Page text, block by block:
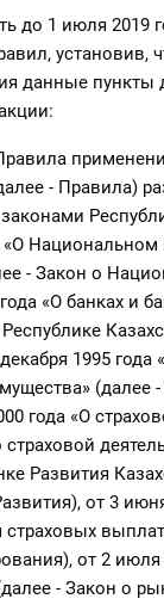
до 1 июля 2019
установив,
данные пункты
- Правила)
«О Национальном
- Закон о
«О банках и
1995 года
(далее -
года «О
Развития
от 3
страховых
от 2
- Закон о